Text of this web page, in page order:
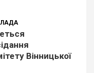
Вінницької